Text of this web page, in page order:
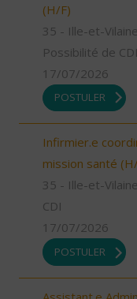
(H/F)
35 - Ille-et-Vilaine
Possibilité de
17/07/2026
POSTULER
Infirmier.e
mission santé
35 - Ille-et-Vilaine
CDI
17/07/2026
POSTULER